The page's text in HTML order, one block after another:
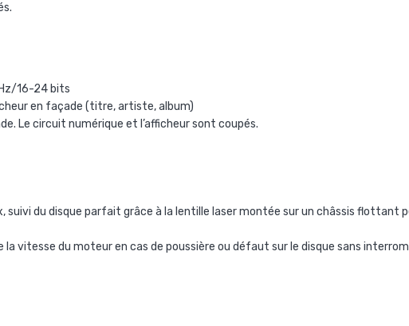
16-24 bits
en façade (titre, artiste, album)
Le circuit numérique et l’afficheur sont coupés.
du disque parfait grâce à la lentille laser montée sur un châssis flottant
vitesse du moteur en cas de poussière ou défaut sur le disque sans